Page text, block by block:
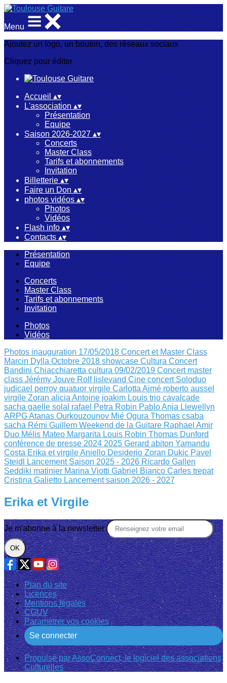
Menu
Ajoutez un logo, un bouton, des réseaux sociaux
Cliquez pour éditer
Accueil ▴▾
L'association ▴▾
Présentation
Equipe
Saison 2026-2027 ▴▾
Concerts
Master Class
Tarifs et abonnements
Invitation
Billetterie ▴▾
Faire un Don ▴▾
photos vidéos ▴▾
Photos
Vidéos
Flash info ▴▾
Contacts ▴▾
Présentation
Equipe
Concerts
Master Class
Tarifs et abonnements
Invitation
Photos
Vidéos
Photos inauguration 17/05/2018 Concert et Master Class
Marcin Dylla Octobre 2018 showcase Cultura Concert
Bandini Chiacchiaretta cultura 09/02/2019 Concert master
class Jérémy Jouve Rolf lislevand Cine concert Soloduo
judicael perroy quatuor virgile Carlotta Aimé roberto aussel
virgile Zoran alicia Antoine joakim Louis trio cavalcade
sacha gaelle solal rafael Petra Robin Pablo Anja Llewellyn
ARPG Atanas Ourkouzounov Mié Ogura Thomas csaba
sacha Rémi Guillem Weekend de la Guitare Raphael Amir
Duo Mélis Mateo Margarita Louis Robin Thomas Dunford
conférence de presse 2024 2025 Gerard abiton Yamandu
Costa Erika et virgileAniello Desiderio Zoran Dukic Pavel
Steidl
Lancement Saison 2025 - 2026 Ricardo Gallen
Seddiki matinier Marina Viotti Gabriel Bianco Carles trepat
Cristina Galietto Lancement saison 2026 - 2027
Erika et Virgile
Je m'abonne à la newsletter
OK
Plan du site
Licences
Mentions légales
CGUV
Paramétrer vos cookies
Se connecter
Propulsé par AssoConnect, le logiciel des associations
Culturelles